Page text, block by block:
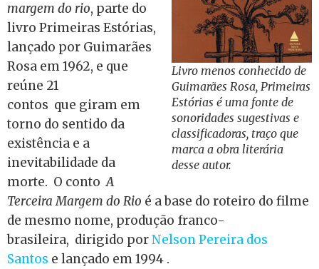
Livro menos conhecido de
Guimarães Rosa, Primeiras
Estórias é uma fonte de
sonoridades sugestivas e
classificadoras, traço que
marca a obra literária
desse autor.
margem do rio, parte do
livro Primeiras Estórias,
lançado por Guimarães
Rosa em 1962, e que
reúne 21
contos que giram em
torno do sentido da
existência e a
inevitabilidade da
morte. O conto A
Terceira Margem do Rio é a base do roteiro do filme
de mesmo nome, produção franco-
brasileira, dirigido porNelson Pereira dos
Santos e lançado em 1994 .